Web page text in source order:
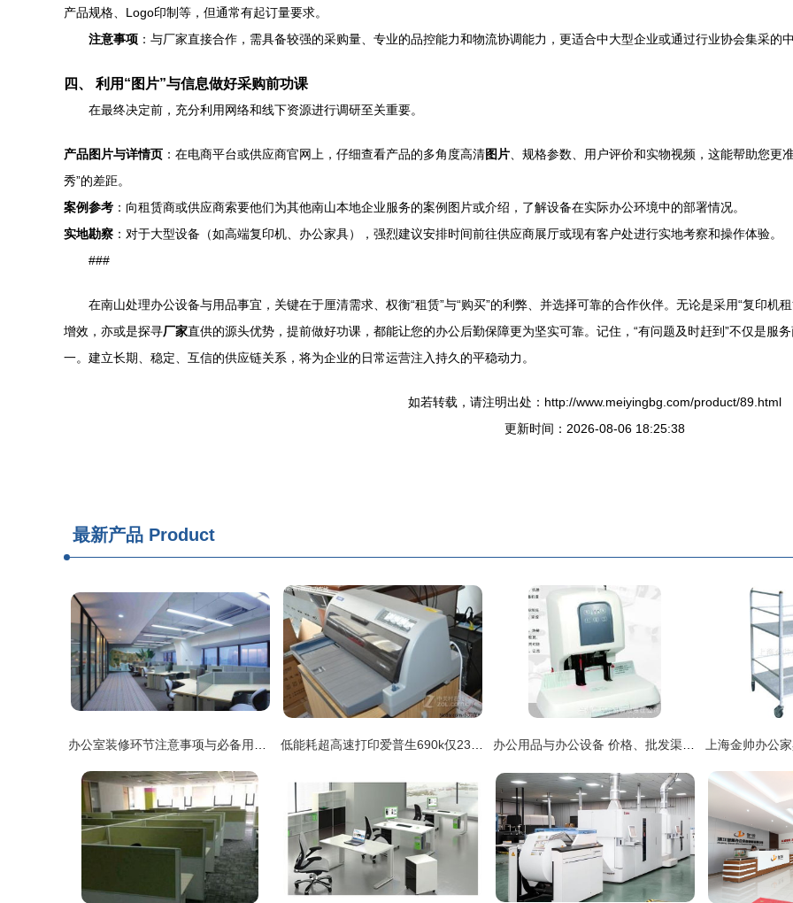
产品规格、Logo印制等，但通常有起订量要求。
注意事项 ：与厂家直接合作，需具备较强的采购量、专业的品控能力和物流协调能力，更适合中大型企业或通过行业协会集采的中
四、 利用“图片”与信息做好采购前功课
在最终决定前，充分利用网络和线下资源进行调研至关重要。
产品图片与详情页 ：在电商平台或供应商官网上，仔细查看产品的多角度高清图片 、规格参数、用户评价和实物视频，这能帮助您更
秀”的差距。
案例参考 ：向租赁商或供应商索要他们为其他南山本地企业服务的案例图片或介绍，了解设备在实际办公环境中的部署情况。
实地勘察 ：对于大型设备（如高端复印机、办公家具），强烈建议安排时间前往供应商展厅或现有客户处进行实地考察和操作体验。
###
在南山处理办公设备与用品事宜，关键在于厘清需求、权衡“租赁”与“购买”的利弊、并选择可靠的合作伙伴。无论是采用“复印机
增效，亦或是探寻厂家直供的源头优势，提前做好功课，都能让您的办公后勤保障更为坚实可靠。记住，“有问题及时赶到”不仅是服
一。建立长期、稳定、互信的供应链关系，将为企业的日常运营注入持久的平稳动力。
如若转载，请注明出处：http://www.meiyingbg.com/product/89.html
更新时间：2026-08-06 18:25:38
最新产品 Product